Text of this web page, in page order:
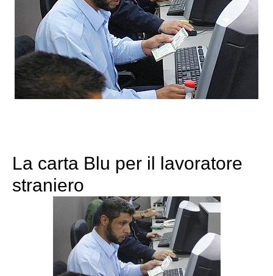
La carta Blu per il lavoratore
straniero